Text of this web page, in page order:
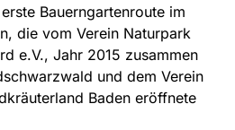
Bauerngartenroute im
die vom Verein Naturpark
e.V., Jahr 2015 zusammen
und dem Verein
Baden eröffnete